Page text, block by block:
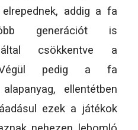
addig a fa
generációt is
csökkentve a
Végül pedig a fa
ellentétben
ezek a játékok